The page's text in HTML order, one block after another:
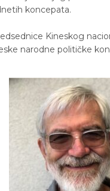
koncepata.
Kineskog
narodne političke